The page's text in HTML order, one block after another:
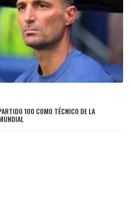
100 COMO TÉCNICO DE LA